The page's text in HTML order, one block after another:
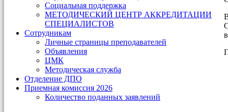
Социальная поддержка
МЕТОДИЧЕСКИЙ ЦЕНТР АККРЕДИТАЦИИ
СПЕЦИАЛИСТОВ
Сотрудникам
Личные страницы преподавателей
Объявления
ЦМК
Методическая служба
Отделение ДПО
Приемная комиссия 2026
Количество поданных заявлений